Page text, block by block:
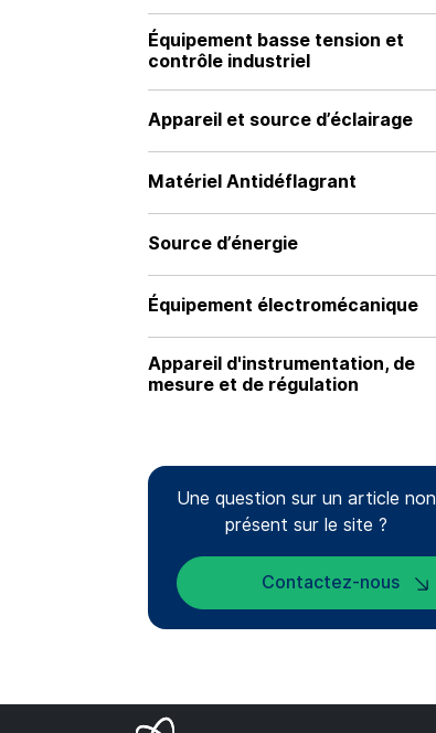
Équipement basse tension et
contrôle industriel
Appareil et source d’éclairage
Matériel Antidéflagrant
Source d’énergie
Équipement électromécanique
Appareil d'instrumentation, de
mesure et de régulation
Une question sur un article non
présent sur le site ?
Contactez-nous